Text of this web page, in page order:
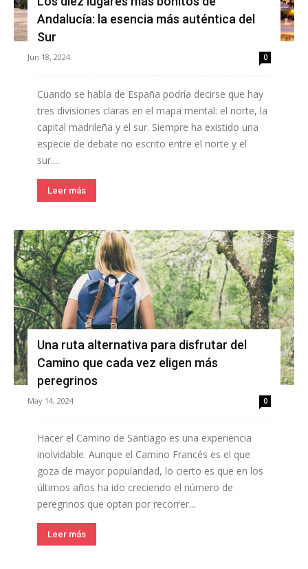
Andalucía: la esencia más auténtica del
Sur
Jun 18, 2024 0
Cuando se habla de España podría decirse que hay
tres divisiones claras en el mapa mental: el norte, la
capital madrileña y el sur. Siempre ha existido una
especie de debate no escrito entre el norte y el
sur....
Leer más
Una ruta alternativa para disfrutar del
Camino que cada vez eligen más
peregrinos
May 14, 2024 0
Hacer el Camino de Santiago es una experiencia
inolvidable. Aunque el Camino Francés es el que
goza de mayor popularidad, lo cierto es que en los
últimos años ha ido creciendo el número de
peregrinos que optan por recorrer...
Leer más